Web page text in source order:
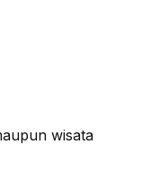
wisata